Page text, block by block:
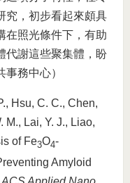
究，初步看起來頗具
在照光條件下，有助
代謝這些聚集體，盼
務中心）
Hsu, C. C., Chen,
M., Lai, Y. J., Liao,
of Fe3O4-
Amyloid